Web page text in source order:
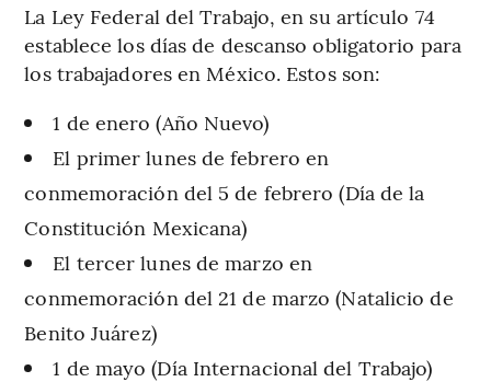
La Ley Federal del Trabajo, en su artículo 74
establece los días de descanso obligatorio para
los trabajadores en México. Estos son:
1 de enero (Año Nuevo)
El primer lunes de febrero en
conmemoración del 5 de febrero (Día de la
Constitución Mexicana)
El tercer lunes de marzo en
conmemoración del 21 de marzo (Natalicio de
Benito Juárez)
1 de mayo (Día Internacional del Trabajo)